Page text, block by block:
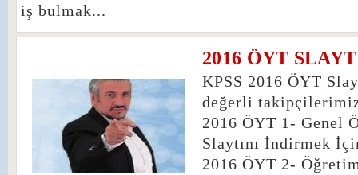
iş bulmak...
2016 ÖYT
KPSS 2016 ÖYT
değerli
2016 ÖYT 1- Genel
Slaytını İndirmek
2016 ÖYT 2-